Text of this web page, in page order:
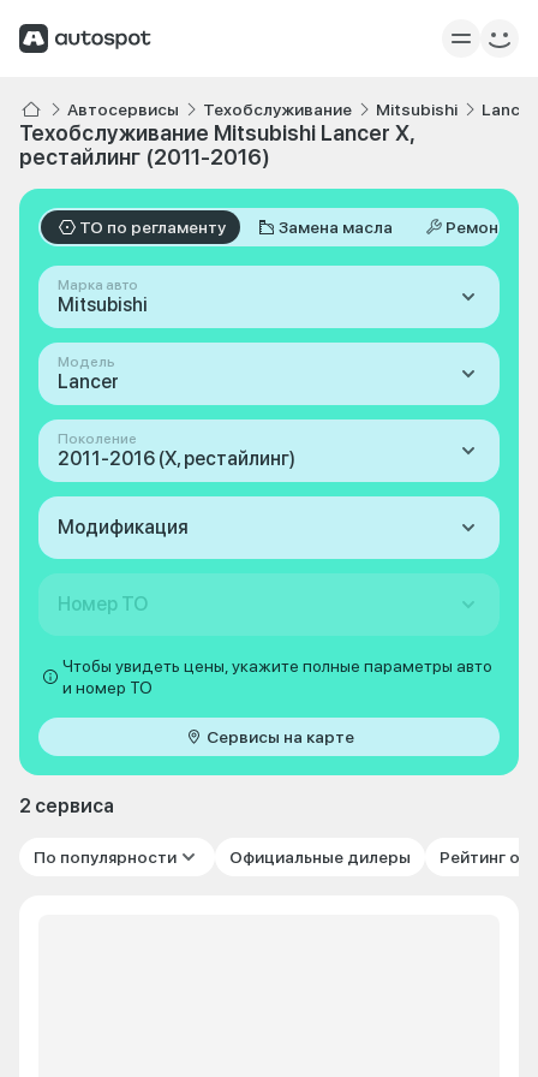
Автосервисы Техобслуживание Mitsubishi Lancer
Техобслуживание Mitsubishi Lancer X,
рестайлинг (2011-2016)
ТО по регламенту Замена масла Ремонт
Марка авто
Mitsubishi
Модель
Lancer
Поколение
2011-2016 (X, рестайлинг)
Модификация
Номер ТО
Чтобы увидеть цены, укажите полные параметры авто
и номер ТО
Сервисы на карте
2 сервиса
По популярности Официальные дилеры Рейтинг